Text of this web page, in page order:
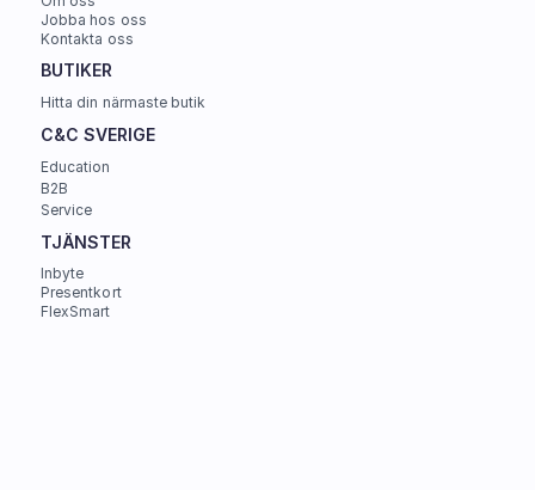
Jobba hos oss
Kontakta oss
BUTIKER
Hitta din närmaste butik
C&C SVERIGE
Education
B2B
Service
TJÄNSTER
Inbyte
Presentkort
FlexSmart